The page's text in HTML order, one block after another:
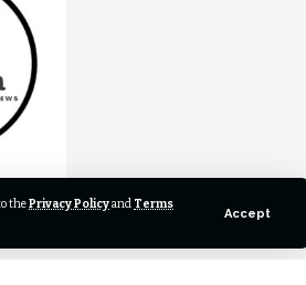
thePrivacy Policyand Terms
Accept
to get our newest articles